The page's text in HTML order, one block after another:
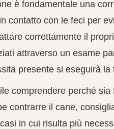
è fondamentale una
contatto con le feci per
correttamente il
attraverso un esame
presente si eseguirà la
comprendere perché
contrarre il cane,
in cui risulta più